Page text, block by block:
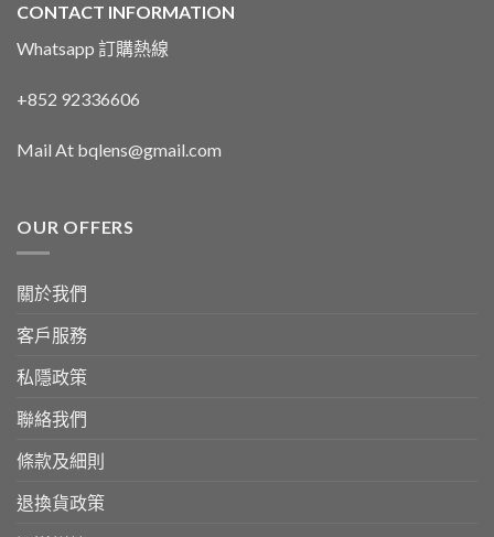
CONTACT INFORMATION
Whatsapp 訂購熱線
+852 92336606
Mail At bqlens@gmail.com
OUR OFFERS
關於我們
客戶服務
私隱政策
聯絡我們
條款及細則
退換貨政策